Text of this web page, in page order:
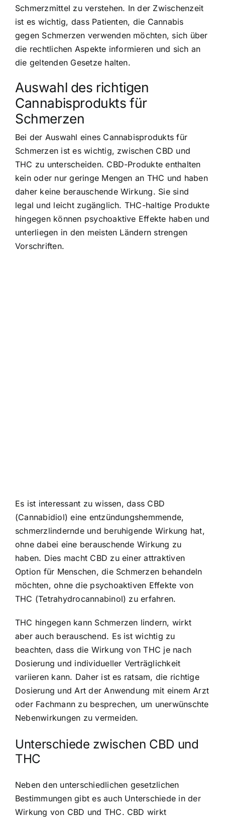
Schmerzmittel zu verstehen. In der Zwischenzeit
ist es wichtig, dass Patienten, die Cannabis
gegen Schmerzen verwenden möchten, sich über
die rechtlichen Aspekte informieren und sich an
die geltenden Gesetze halten.
Auswahl des richtigen
Cannabisprodukts für
Schmerzen
Bei der Auswahl eines Cannabisprodukts für
Schmerzen ist es wichtig, zwischen CBD und
THC zu unterscheiden. CBD-Produkte enthalten
kein oder nur geringe Mengen an THC und haben
daher keine berauschende Wirkung. Sie sind
legal und leicht zugänglich. THC-haltige Produkte
hingegen können psychoaktive Effekte haben und
unterliegen in den meisten Ländern strengen
Vorschriften.
Es ist interessant zu wissen, dass CBD
(Cannabidiol) eine entzündungshemmende,
schmerzlindernde und beruhigende Wirkung hat,
ohne dabei eine berauschende Wirkung zu
haben. Dies macht CBD zu einer attraktiven
Option für Menschen, die Schmerzen behandeln
möchten, ohne die psychoaktiven Effekte von
THC (Tetrahydrocannabinol) zu erfahren.
THC hingegen kann Schmerzen lindern, wirkt
aber auch berauschend. Es ist wichtig zu
beachten, dass die Wirkung von THC je nach
Dosierung und individueller Verträglichkeit
variieren kann. Daher ist es ratsam, die richtige
Dosierung und Art der Anwendung mit einem Arzt
oder Fachmann zu besprechen, um unerwünschte
Nebenwirkungen zu vermeiden.
Unterschiede zwischen CBD und
THC
Neben den unterschiedlichen gesetzlichen
Bestimmungen gibt es auch Unterschiede in der
Wirkung von CBD und THC. CBD wirkt